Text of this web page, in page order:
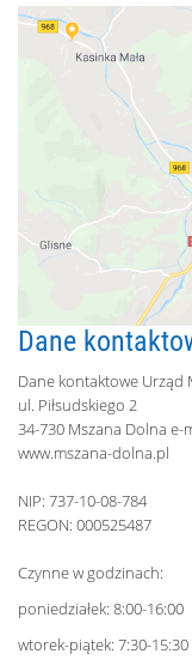
Dane
Dane kontaktowe Urząd
ul. Piłsudskiego 2
34-730 Mszana Dolna e-
www.mszana-dolna.pl
NIP: 737-10-08-784
REGON: 000525487
Czynne w godzinach:
poniedziałek: 8:00-16:00
wtorek-piątek: 7:30-15:30